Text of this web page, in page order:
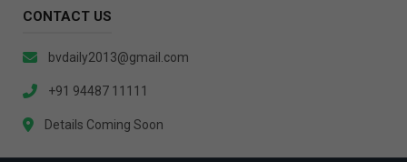
CONTACT US
bvdaily2013@gmail.com
+91 94487 11111
Details Coming Soon